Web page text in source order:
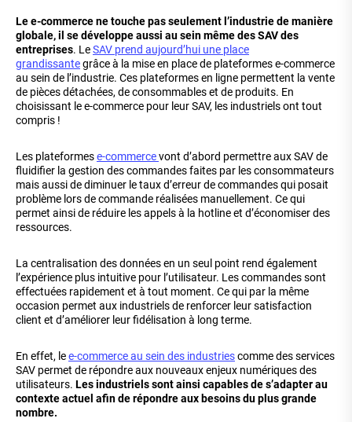
Le e-commerce ne touche pas seulement l’industrie de manière
globale, il se développe aussi au sein même des SAV des
entreprises. LeSAV prend aujourd’hui une place
grandissantegrâce à la mise en place de plateformes e-commerce
au sein de l’industrie. Ces plateformes en ligne permettent la vente
de pièces détachées, de consommables et de produits. En
choisissant le e-commerce pour leur SAV, les industriels ont tout
compris !
Les plateformese-commercevont d’abord permettre aux SAV de
fluidifier la gestion des commandes faites par les consommateurs
mais aussi de diminuer le taux d’erreur de commandes qui posait
problème lors de commande réalisées manuellement. Ce qui
permet ainsi de réduire les appels à la hotline et d’économiser des
ressources.
La centralisation des données en un seul point rend également
l’expérience plus intuitive pour l’utilisateur. Les commandes sont
effectuées rapidement et à tout moment. Ce qui par la même
occasion permet aux industriels de renforcer leur satisfaction
client et d’améliorer leur fidélisation à long terme.
En effet, lee-commerce au sein des industriescomme des services
SAV permet de répondre aux nouveaux enjeux numériques des
utilisateurs. Les industriels sont ainsi capables de s’adapter au
contexte actuel afin de répondre aux besoins du plus grande
nombre.